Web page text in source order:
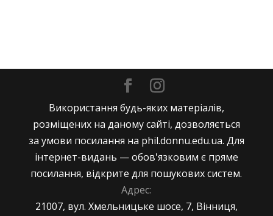
Використання будь-яких матеріалів,
розміщених на даному сайті, дозволяється
за умови посилання на phil.donnu.edu.ua. Для
інтернет-видань — обов'язковим є пряме
посилання, відкрите для пошукових систем.
Адрес:
21007, вул. Хмельницьке шосе, 7, Вінниця,